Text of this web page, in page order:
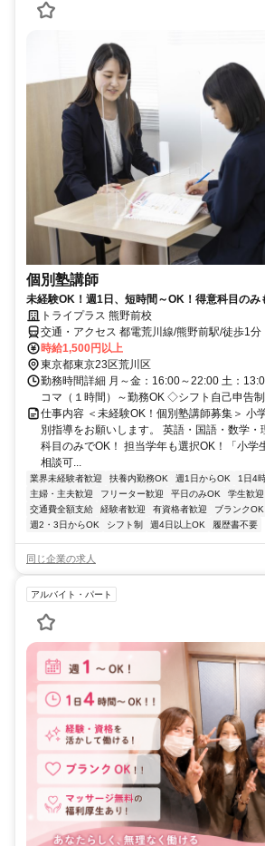
個別塾講師
未経験OK！週1日、短時間～OK！得意科目のみ
トライプラス 熊野前校
交通・アクセス 都電荒川線/熊野前駅/徒歩1分
時給1,500円以上
東京都東京23区荒川区
勤務時間詳細 月～金：16:00～22:00 土：
コマ（１時間）～勤務OK ◇シフト自己申告
仕事内容 ＜未経験OK！個別塾講師募集＞ 小
別指導をお願いします。 英語・国語・数学・
科目のみでOK！ 担当学年も選択OK！「小学
相談可...
業界未経験者歓迎 扶養内勤務OK 週1日からOK
1日4
主婦・主夫歓迎
フリーター歓迎 平日のみOK 学生歓迎
交通費全額支給
経験者歓迎 有資格者歓迎 ブランクOK
週2・3日からOK
シフト制 週4日以上OK 履歴書不要
同じ企業の求人
アルバイト・パート